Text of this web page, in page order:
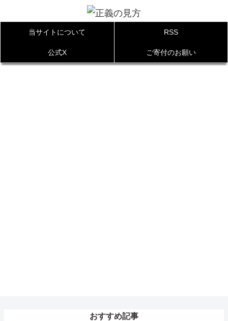
当サイトについて RSS
公式X ご寄付のお願い
おすすめ記事